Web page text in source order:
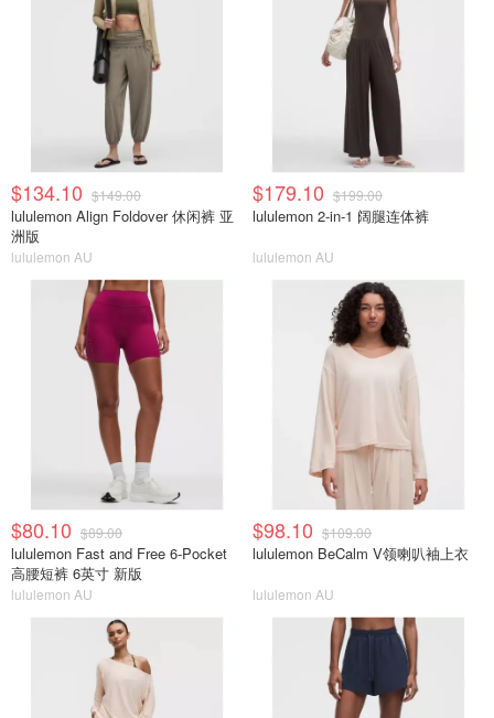
$134.10 $149.00
lululemon Align Foldover 休闲裤 亚
洲版
lululemon AU
$179.10 $199.00
lululemon 2-in-1 阔腿连体裤
lululemon AU
$80.10 $89.00
lululemon Fast and Free 6-Pocket
高腰短裤 6英寸 新版
lululemon AU
$98.10 $109.00
lululemon BeCalm V领喇叭袖上衣
lululemon AU